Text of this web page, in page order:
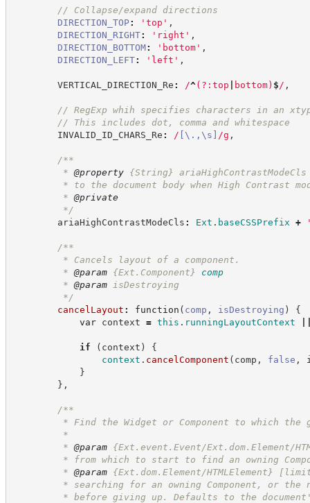
// Collapse/expand directions
DIRECTION_TOP: ' top ' ,
DIRECTION_RIGHT: ' right ' ,
DIRECTION_BOTTOM: ' bottom' ,
DIRECTION_LEFT: ' left ' ,
VERTICAL_DIRECTION_Re : /^(?: top bottom) $ / ,
// RegExp whih specifies characters in an
// This includes dot, comma and whitespace
INVALID_ID_CHARS_Re : / [ \. , \s ] /g ,
/**
* @property {String}
ariaHighContrastModeCls
* to the document body when High Contrast
* @private
*/
ariaHighContrastModeCls : Ext . baseCSSPrefix +
/**
* Cancels layout of a component.
* @param {Ext.Component}
comp
* @param isDestroying
*/
cancelLayout : function ( comp , isDestroying )
{
var context = this . runningLayoutContext
if ( context )
{
context . cancelComponent ( comp , false ,
}
} ,
/**
* Find the Widget or Component to which the
*
* @param {Ext.event.Event/Ext.dom.Element/
* from which to start to find an owning
* @param {Ext.dom.Element/HTMLElement}
* searching for an owning Component, or the
* before giving up. Defaults to the document's